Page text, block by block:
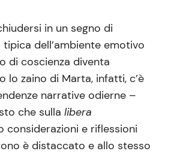
in un segno di
dell’ambiente emotivo
di coscienza diventa
lo zaino di Marta, infatti, c’è
narrative odierne –
che sulla libera
considerazioni e riflessioni
è distaccato e allo stesso